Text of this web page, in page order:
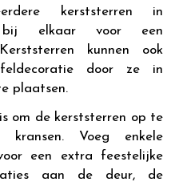
kerststerren in
bij elkaar voor een
kunnen ook
door ze in
plaatsen.
om de kerststerren op te
Voeg enkele
een extra feestelijke
aan de deur, de